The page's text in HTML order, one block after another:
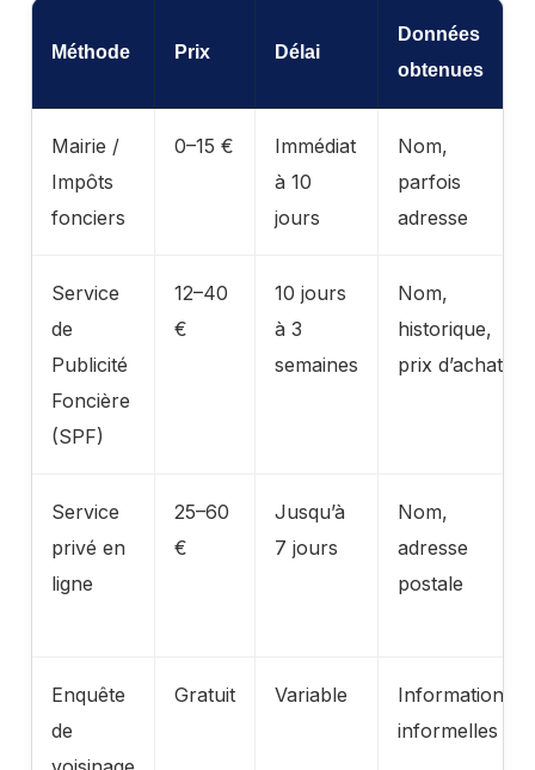
Méthode Prix Délai
Données
obtenues
Mairie /
Impôts
fonciers
0–15 €
Immédiat
à 10
jours
Nom,
parfois
adresse
Service
de
Publicité
Foncière
(SPF)
12–40
€
10 jours
à 3
semaines
Nom,
historique,
prix d’achat
Service
privé en
ligne
25–60
€
Jusqu’à
7 jours
Nom,
adresse
postale
Enquête
de
Gratuit Variable
Informations
informelles